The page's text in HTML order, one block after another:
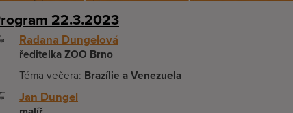
22.3.2023
Radana Dungelová
ředitelka ZOO Brno
Téma večera: Brazílie a Venezuela
Jan Dungel